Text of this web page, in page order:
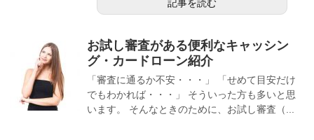
記事を読む
お試し審査がある便利なキャッシン
グ・カードローン紹介
「審査に通るか不安・・・」 「せめて目安だけ
でもわかれば・・・」 そういった方も多いと思
います。 そんなときのために、お試し審査（...